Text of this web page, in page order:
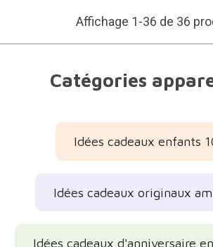
Affichage 1-36 de 36
Catégories
Idées cadeaux enfants
Idées cadeaux originaux
Idées cadeaux d'anniversaire